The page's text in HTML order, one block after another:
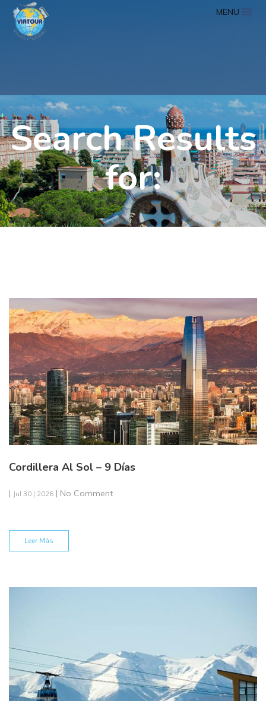
MENU
Search Results
for:
Cordillera Al Sol – 9 Días
| Jul 30 | 2026 | No Comment
Leer Más